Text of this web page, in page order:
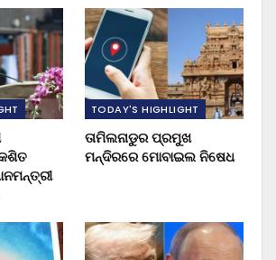
TODAY'S HIGHLIGHT
ତାମିଲନାଡୁର ପ୍ରମୁଖ
ମନ୍ଦିରରେ ମୋବାଇଲ ନିଷେଧ